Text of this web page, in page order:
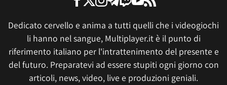
Dedicato cervello e anima a tutti quelli che i videogiochi
li hanno nel sangue, Multiplayer.it è il punto di
riferimento italiano per l'intrattenimento del presente e
del futuro. Preparatevi ad essere stupiti ogni giorno con
articoli, news, video, live e produzioni geniali.